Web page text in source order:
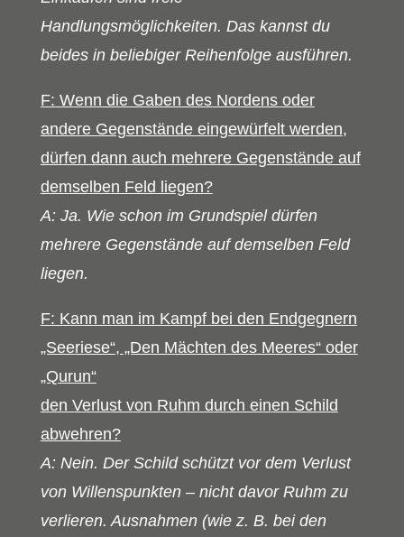
Handlungsmöglichkeiten. Das kannst du
beides in beliebiger Reihenfolge ausführen.
F: Wenn die Gaben des Nordens oder
andere Gegenstände eingewürfelt werden,
dürfen dann auch mehrere Gegenstände auf
demselben Feld liegen?
A: Ja. Wie schon im Grundspiel dürfen
mehrere Gegenstände auf demselben Feld
liegen.
F: Kann man im Kampf bei den Endgegnern
„Seeriese“, „Den Mächten des Meeres“ oder
„Qurun“
den Verlust von Ruhm durch einen Schild
abwehren?
A: Nein. Der Schild schützt vor dem Verlust
von Willenspunkten – nicht davor Ruhm zu
verlieren. Ausnahmen (wie z. B. bei den